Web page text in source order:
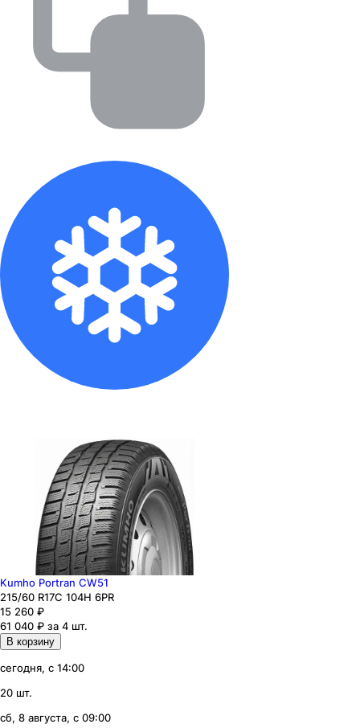
Kumho Portran CW51
215/60 R17C 104H 6PR
15 260 ₽
61 040 ₽ за 4 шт.
В корзину
сегодня, с 14:00
20 шт.
сб, 8 августа, с 09:00